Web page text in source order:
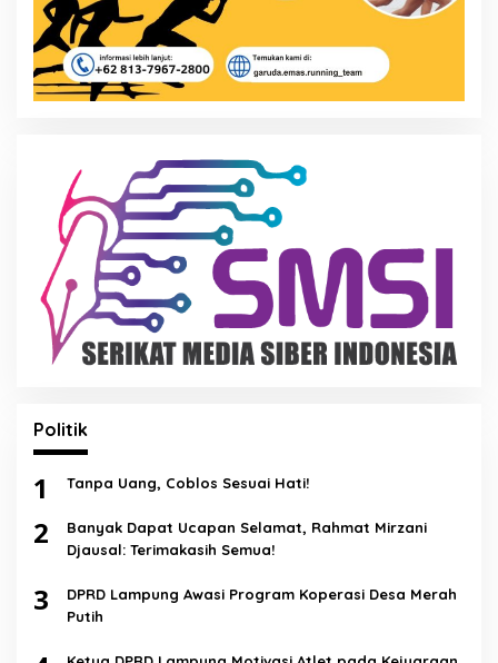
Politik
1 Tanpa Uang, Coblos Sesuai Hati!
2
Banyak Dapat Ucapan Selamat, Rahmat Mirzani
Djausal: Terimakasih Semua!
3
DPRD Lampung Awasi Program Koperasi Desa Merah
Putih